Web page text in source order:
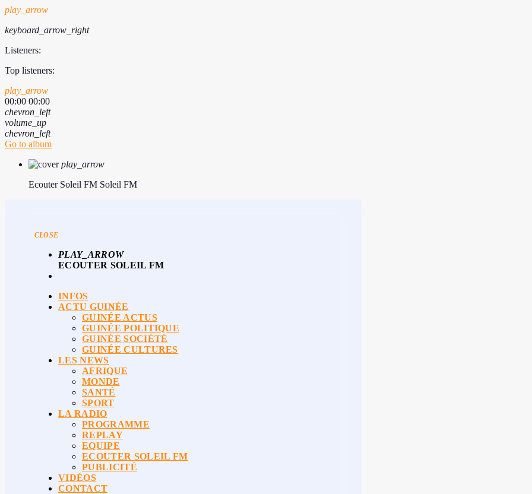
play_arrow
keyboard_arrow_right
Listeners:
Top listeners:
play_arrow
00:00 00:00
chevron_left
volume_up
chevron_left
Go to album
play_arrow
Ecouter Soleil FM Soleil FM
CLOSE
PLAY_ARROW
ECOUTER SOLEIL FM
INFOS
ACTU GUINÉE
GUINÉE ACTUS
GUINÉE POLITIQUE
GUINÉE SOCIÉTÉ
GUINÉE CULTURES
LES NEWS
AFRIQUE
MONDE
SANTÉ
SPORT
LA RADIO
PROGRAMME
REPLAY
EQUIPE
ECOUTER SOLEIL FM
PUBLICITÉ
VIDÉOS
CONTACT